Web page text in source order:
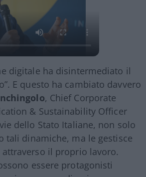
digitale ha disintermediato il
E questo ha cambiato davvero
, Chief Corporate
& Sustainability Officer
dello Stato Italiane, non solo
tali dinamiche, ma le gestisce
il proprio lavoro.
essere protagonisti